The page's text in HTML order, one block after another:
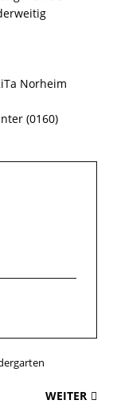
Norheim
(0160)
WEITER